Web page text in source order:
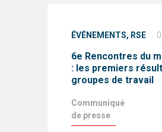
ÉVÉNEMENTS, RSE
6e Rencontres du
: les premiers
groupes de travail
Communiqué
de presse